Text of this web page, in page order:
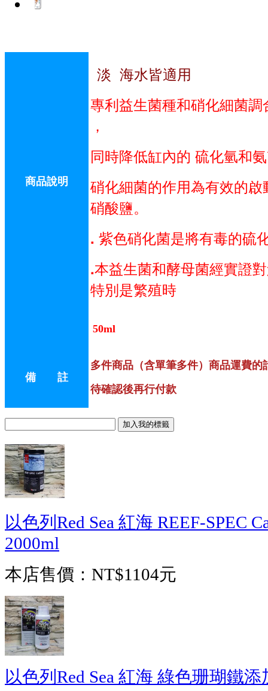
商品說明
淡 海水皆適用
專利益生菌種和硝化細菌
，
同時降低缸內的 硫化氫和
硝化細菌的作用為有效的
硝酸鹽。
. 紫色硝化菌是將有毒的硫
.本益生菌和酵母菌經實證
特別是繁殖時
50ml
備 註
多件商品（含單筆多件）商品運費的
待確認後再行付款
以色列Red Sea 紅海 REEF-SPEC
2000ml
本店售價： NT$1104元
以色列Red Sea 紅海 綠色珊瑚鐵